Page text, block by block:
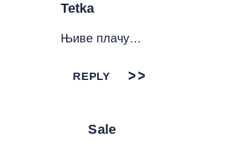
Tetka
Њиве плачу…
REPLY
Sale